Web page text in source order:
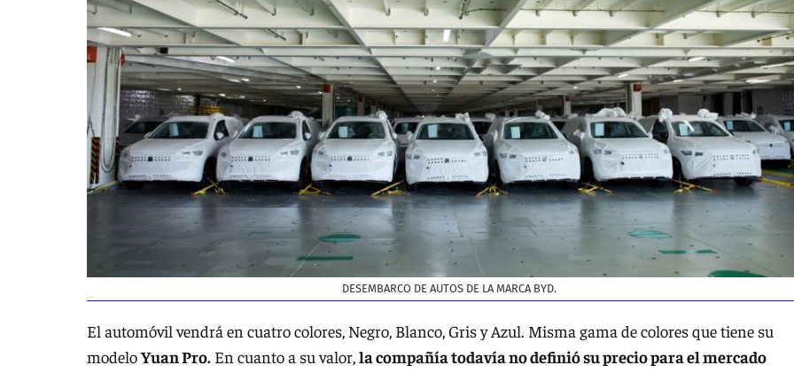
DESEMBARCO DE AUTOS DE LA MARCA BYD.
El automóvil vendrá en cuatro colores, Negro, Blanco, Gris y Azul. Misma gama de colores que tiene su
modeloYuan Pro. En cuanto a su valor,la compañía todavía no definió su precio para el mercado